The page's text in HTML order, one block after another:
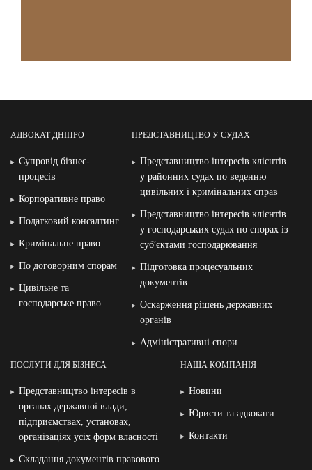
АДВОКАТ ДНІПРО
Супровід бізнес-
процесів
Корпоративне право
Податковий консалтинг
Кримінальне право
По договорним спорам
Цивільне та
господарське право
ПРЕДСТАВНИЦТВО У СУДАХ
Представництво інтересів клієнтів
у районних судах по веденню
цивільних і кримінальних справ
Представництво інтересів клієнтів
у господарських судах по спорах із
суб′єктами господарювання
Підготовка процесуальних
документів
Оскарження рішень державних
органів
Адміністративні спори
ПОСЛУГИ ДЛЯ БІЗНЕСА
Представництво інтересів в
органах державної влади,
підприємствах, установах,
організаціях усіх форм власності
Складання документів правового
НАША КОМПАНІЯ
Новини
Юристи та адвокати
Контакти